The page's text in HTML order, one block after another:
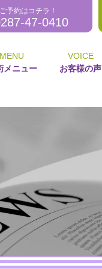
ご予約はコチラ！
47-0410
MENU
メニュー
VOICE
お客様の声